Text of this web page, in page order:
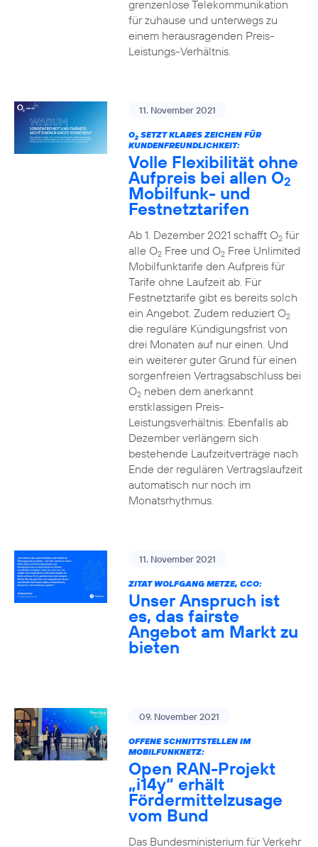
grenzenlose Telekommunikation
für zuhause und unterwegs zu
einem herausragenden Preis-
Leistungs-Verhältnis.
11. November 2021
O2SETZT KLARES ZEICHEN FÜR
KUNDENFREUNDLICHKEIT:
Volle Flexibilität ohne
Aufpreis bei allen O2
Mobilfunk- und
Festnetztarifen
Ab 1. Dezember 2021 schafft O2für
alle O2Free und O2Free Unlimited
Mobilfunktarife den Aufpreis für
Tarife ohne Laufzeit ab. Für
Festnetztarife gibt es bereits solch
ein Angebot. Zudem reduziert O2
die reguläre Kündigungsfrist von
drei Monaten auf nur einen. Und
ein weiterer guter Grund für einen
sorgenfreien Vertragsabschluss bei
O2neben dem anerkannt
erstklassigen Preis-
Leistungsverhältnis: Ebenfalls ab
Dezember verlängern sich
bestehende Laufzeitverträge nach
Ende der regulären Vertragslaufzeit
automatisch nur noch im
Monatsrhythmus.
11. November 2021
ZITAT WOLFGANG METZE, CCO:
Unser Anspruch ist
es, das fairste
Angebot am Markt zu
bieten
09. November 2021
OFFENE SCHNITTSTELLEN IM
MOBILFUNKNETZ:
Open RAN-Projekt
„i14y“ erhält
Fördermittelzusage
vom Bund
Das Bundesministerium für Verkehr